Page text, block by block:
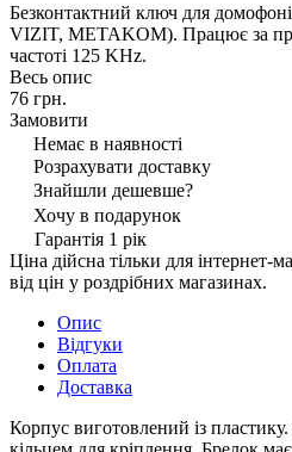
Безконтактний ключ для
VIZIT, METAKOM). Працює за
частоті 125 KHz.
Весь опис
76 грн.
Замовити
Немає в наявності
Розрахувати доставку
Знайшли дешевше?
Хочу в подарунок
Гарантія 1 рік
Ціна дійсна тільки для інтернет-
від цін у роздрібних магазинах.
Опис
Відгуки
Оплата
Доставка
Корпус виготовлений із